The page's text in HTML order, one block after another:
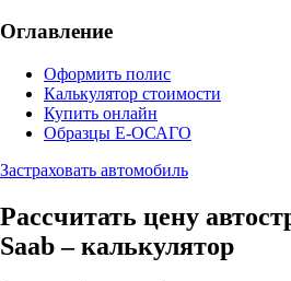
Оглавление
Оформить полис
Калькулятор стоимости
Купить онлайн
Образцы Е-ОСАГО
Застраховать автомобиль
Рассчитать цену
Saab – калькулятор